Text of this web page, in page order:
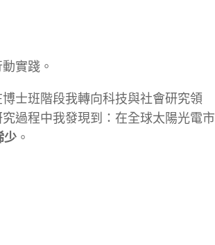
實踐。
士班階段我轉向科技與社會研究領
過程中我發現到：在全球太陽光電市
少 。